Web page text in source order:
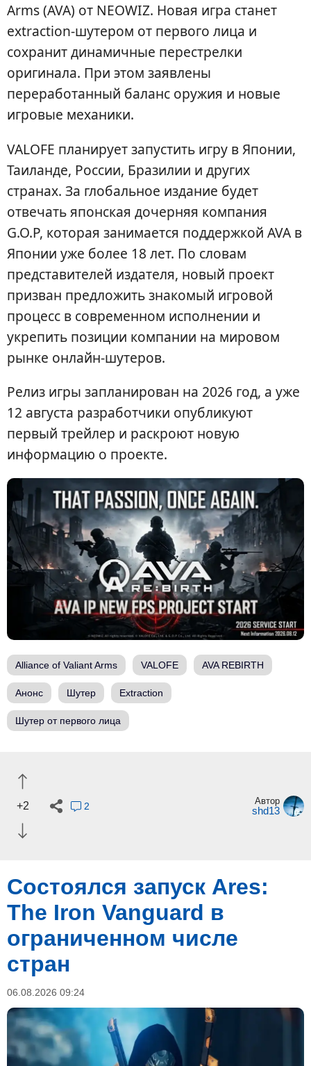
Arms (AVA) от NEOWIZ. Новая игра станет
extraction-шутером от первого лица и
сохранит динамичные перестрелки
оригинала. При этом заявлены
переработанный баланс оружия и новые
игровые механики.
VALOFE планирует запустить игру в Японии,
Таиланде, России, Бразилии и других
странах. За глобальное издание будет
отвечать японская дочерняя компания
G.O.P, которая занимается поддержкой AVA в
Японии уже более 18 лет. По словам
представителей издателя, новый проект
призван предложить знакомый игровой
процесс в современном исполнении и
укрепить позиции компании на мировом
рынке онлайн-шутеров.
Релиз игры запланирован на 2026 год, а уже
12 августа разработчики опубликуют
первый трейлер и раскроют новую
информацию о проекте.
Alliance of Valiant Arms VALOFE AVA REBIRTH
Анонс Шутер Extraction
Шутер от первого лица
+2 2 Автор
shd13
Состоялся запуск Ares:
The Iron Vanguard в
ограниченном числе
стран
06.08.2026 09:24